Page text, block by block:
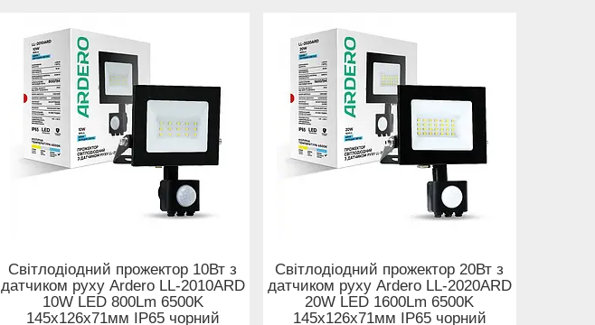
Світлодіодний прожектор 10Вт з
датчиком руху Ardero LL-2010ARD
10W LED 800Lm 6500K
145х126х71мм IP65 чорний
Світлодіодний прожектор 20Вт з
датчиком руху Ardero LL-2020ARD
20W LED 1600Lm 6500K
145х126х71мм IP65 чорний